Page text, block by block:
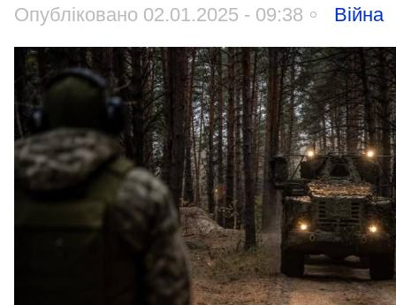
Опубліковано 02.01.2025 - 09:38 Війна